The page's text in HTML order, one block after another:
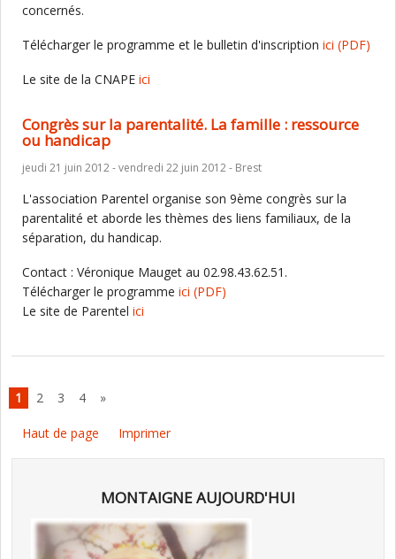
concernés.
Télécharger le programme et le bulletin d'inscription ici (PDF)
Le site de la CNAPE ici
Congrès sur la parentalité. La famille : ressource
ou handicap
jeudi 21 juin 2012 - vendredi 22 juin 2012 - Brest
L'association Parentel organise son 9ème congrès sur la
parentalité et aborde les thèmes des liens familiaux, de la
séparation, du handicap.
Contact : Véronique Mauget au 02.98.43.62.51.
Télécharger le programme ici (PDF)
Le site de Parentel ici
1 2 3 4 »
Haut de page Imprimer
MONTAIGNE AUJOURD'HUI